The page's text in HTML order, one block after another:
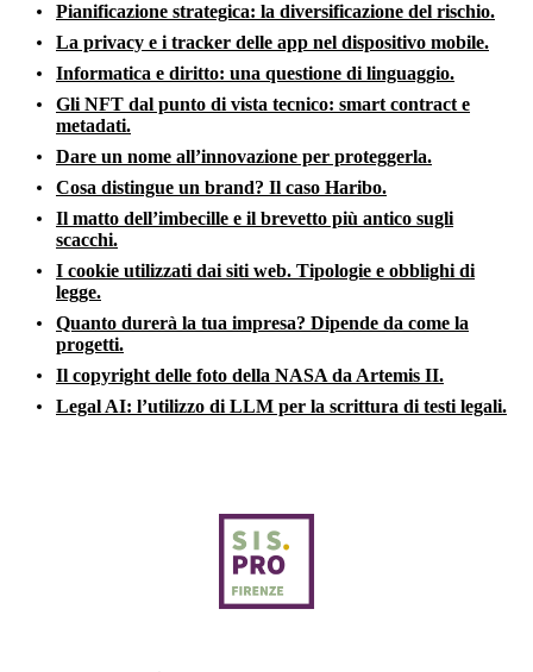
Pianificazione strategica: la diversificazione del rischio.
La privacy e i tracker delle app nel dispositivo mobile.
Informatica e diritto: una questione di linguaggio.
Gli NFT dal punto di vista tecnico: smart contract e
metadati.
Dare un nome all’innovazione per proteggerla.
Cosa distingue un brand? Il caso Haribo.
Il matto dell’imbecille e il brevetto più antico sugli
scacchi.
I cookie utilizzati dai siti web. Tipologie e obblighi di
legge.
Quanto durerà la tua impresa? Dipende da come la
progetti.
Il copyright delle foto della NASA da Artemis II.
Legal AI: l’utilizzo di LLM per la scrittura di testi legali.